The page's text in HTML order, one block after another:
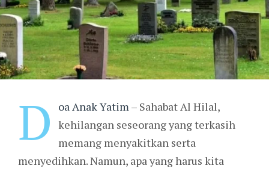
D oa Anak Yatim– Sahabat Al Hilal,
kehilangan seseorang yang terkasih
memang menyakitkan serta
menyedihkan. Namun, apa yang harus kita